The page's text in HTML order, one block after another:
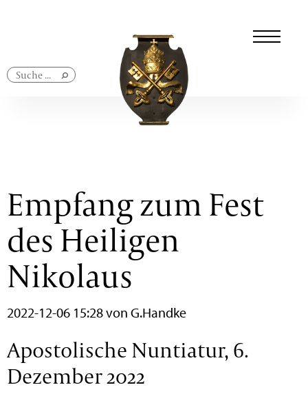
Empfang zum Fest
des Heiligen
Nikolaus
2022-12-06 15:28von G.Handke
Apostolische Nuntiatur, 6.
Dezember 2022